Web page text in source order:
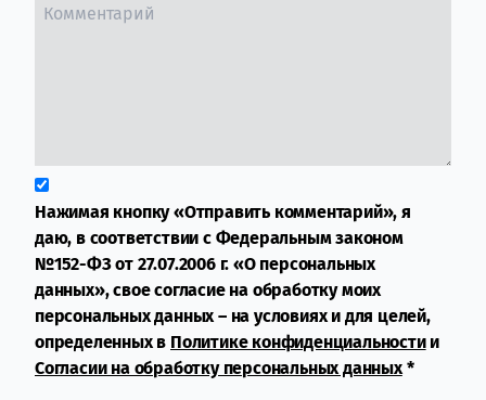
Нажимая кнопку «Отправить комментарий», я
даю, в соответствии с Федеральным законом
№152-ФЗ от 27.07.2006 г. «О персональных
данных», свое согласие на обработку моих
персональных данных – на условиях и для целей,
определенных в Политике конфиденциальностии
Согласии на обработку персональных данных*